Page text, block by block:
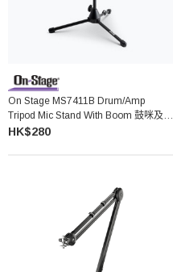
On Stage MS7411B Drum/Amp
Tripod Mic Stand With Boom 鼓咪及音
箱咪架
HK$280